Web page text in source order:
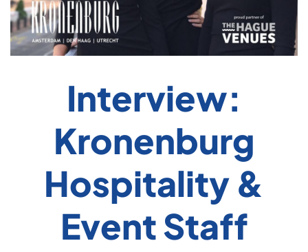
Interview:
Kronenburg
Hospitality &
Event Staff